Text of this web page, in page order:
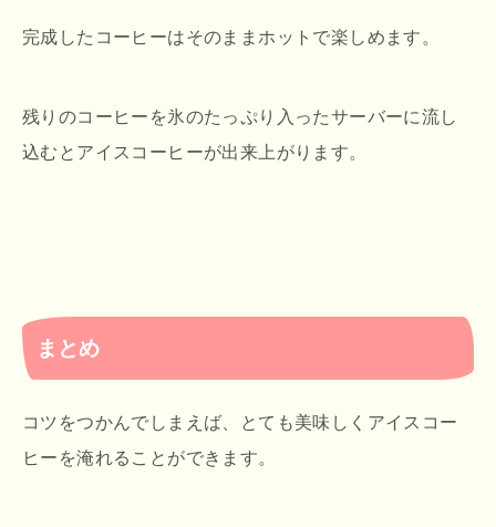
完成したコーヒーはそのままホットで楽しめます。
残りのコーヒーを氷のたっぷり入ったサーバーに流し
込むとアイスコーヒーが出来上がります。
まとめ
コツをつかんでしまえば、とても美味しくアイスコー
ヒーを淹れることができます。